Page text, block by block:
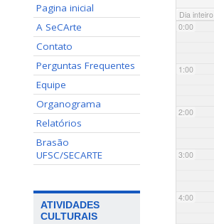
Pagina inicial
A SeCArte
Contato
Perguntas Frequentes
Equipe
Organograma
Relatórios
Brasão
UFSC/SECARTE
ATIVIDADES
CULTURAIS
Dia inteiro
0:00
1:00
2:00
3:00
4:00